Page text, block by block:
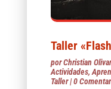
Taller
porChristian
Actividades,
Taller| 0